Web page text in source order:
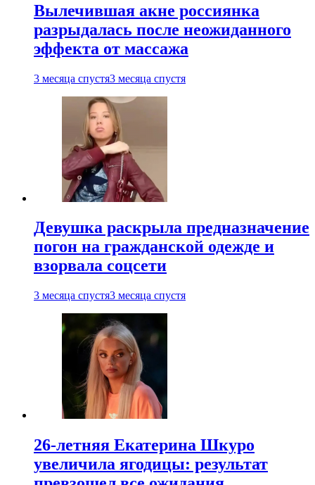
Вылечившая акне россиянка
разрыдалась после неожиданного
эффекта от массажа
3 месяца спустя3 месяца спустя
Девушка раскрыла предназначение
погон на гражданской одежде и
взорвала соцсети
3 месяца спустя3 месяца спустя
26-летняя Екатерина Шкуро
увеличила ягодицы: результат